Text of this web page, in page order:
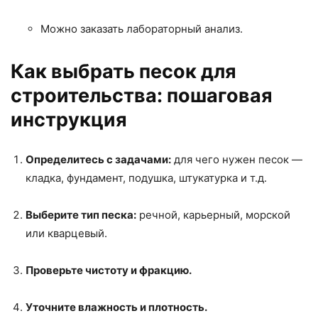
Можно заказать лабораторный анализ.
Как выбрать песок для
строительства: пошаговая
инструкция
Определитесь с задачами: для чего нужен песок —
кладка, фундамент, подушка, штукатурка и т.д.
Выберите тип песка: речной, карьерный, морской
или кварцевый.
Проверьте чистоту и фракцию.
Уточните влажность и плотность.